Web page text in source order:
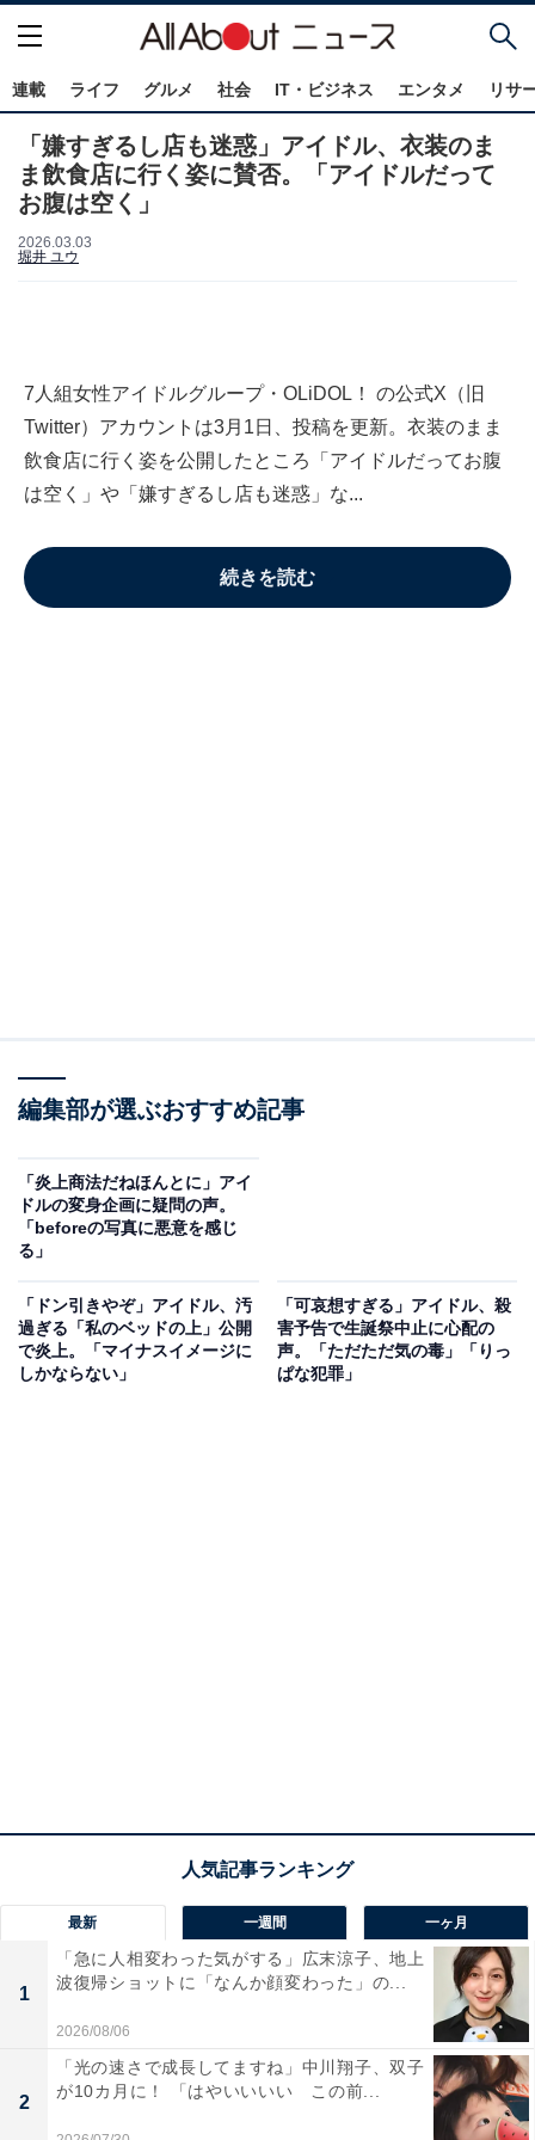
連載 ライフ グルメ 社会 IT・ビジネス エンタメ リサ
「嫌すぎるし店も迷惑」アイドル、衣装のま
ま飲食店に行く姿に賛否。「アイドルだって
お腹は空く」
2026.03.03
堀井 ユウ
7人組女性アイドルグループ・OLiDOL！ の公式X（旧
Twitter）アカウントは3月1日、投稿を更新。衣装のまま
飲食店に行く姿を公開したところ「アイドルだってお腹
は空く」や「嫌すぎるし店も迷惑」な...
続きを読む
編集部が選ぶおすすめ記事
「炎上商法だねほんとに」アイ
ドルの変身企画に疑問の声。
「beforeの写真に悪意を感じ
る」
「ドン引きやぞ」アイドル、汚
過ぎる「私のベッドの上」公開
で炎上。「マイナスイメージに
しかならない」
「可哀想すぎる」アイドル、殺
害予告で生誕祭中止に心配の
声。「ただただ気の毒」「りっ
ぱな犯罪」
最新 一週間 一ヶ月
1
「急に人相変わった気がする」広末涼子、地上
波復帰ショットに「なんか顔変わった」の...
2026/08/06
2
「光の速さで成長してますね」中川翔子、双子
が10カ月に！ 「はやいいいい この前...